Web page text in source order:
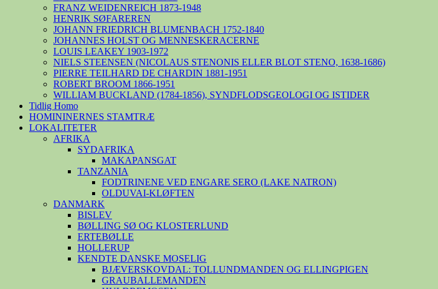
FRANZ WEIDENREICH 1873-1948
HENRIK SØFAREREN
JOHANN FRIEDRICH BLUMENBACH 1752-1840
JOHANNES HOLST OG MENNESKERACERNE
LOUIS LEAKEY 1903-1972
NIELS STEENSEN (NICOLAUS STENONIS ELLER BLOT STENO, 1638-1686)
PIERRE TEILHARD DE CHARDIN 1881-1951
ROBERT BROOM 1866-1951
WILLIAM BUCKLAND (1784-1856), SYNDFLODSGEOLOGI OG ISTIDER
Tidlig Homo
HOMININERNES STAMTRÆ
LOKALITETER
AFRIKA
SYDAFRIKA
MAKAPANSGAT
TANZANIA
FODTRINENE VED ENGARE SERO (LAKE NATRON)
OLDUVAI-KLØFTEN
DANMARK
BISLEV
BØLLING SØ OG KLOSTERLUND
ERTEBØLLE
HOLLERUP
KENDTE DANSKE MOSELIG
BJÆVERSKOVDAL: TOLLUNDMANDEN OG ELLINGPIGEN
GRAUBALLEMANDEN